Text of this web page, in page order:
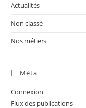
Actualités
Non classé
Nos métiers
Méta
Connexion
Flux des publications